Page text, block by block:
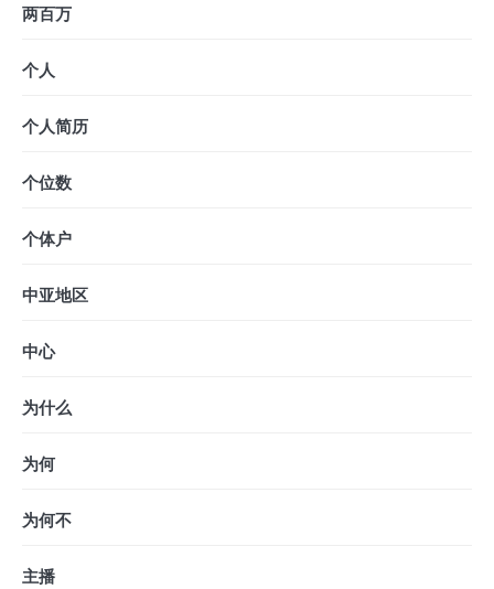
两百万
个人
个人简历
个位数
个体户
中亚地区
中心
为什么
为何
为何不
主播